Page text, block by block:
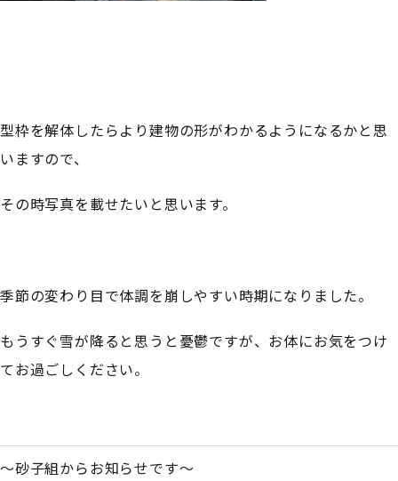
型枠を解体したらより建物の形がわかるようになるかと思
いますので、
その時写真を載せたいと思います。
季節の変わり目で体調を崩しやすい時期になりました。
もうすぐ雪が降ると思うと憂鬱ですが、お体にお気をつけ
てお過ごしください。
～砂子組からお知らせです～